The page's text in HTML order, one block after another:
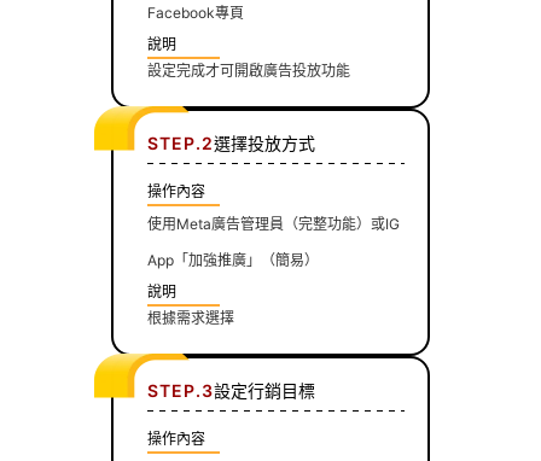
Facebook專頁
說明
設定完成才可開啟廣告投放功能
STEP.2選擇投放方式
操作內容
使用Meta廣告管理員（完整功能）或IG
App「加強推廣」（簡易）
說明
根據需求選擇
STEP.3設定行銷目標
操作內容